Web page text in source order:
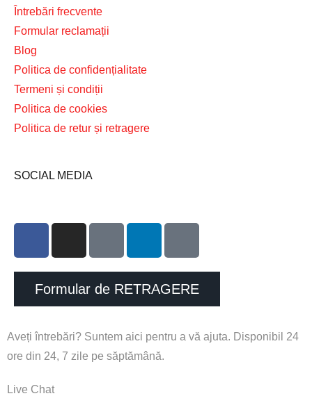
Întrebări frecvente
Formular reclamații
Blog
Politica de confidențialitate
Termeni și condiții
Politica de cookies
Politica de retur și retragere
SOCIAL MEDIA
Formular de RETRAGERE
Aveți întrebări? Suntem aici pentru a vă ajuta. Disponibil 24
ore din 24, 7 zile pe săptămână.
Live Chat